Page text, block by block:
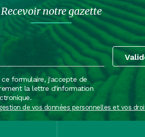
Recevoir notre gazette
formulaire, j'accepte de
la lettre d'information
de vos données personnelles et vos